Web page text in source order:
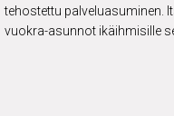
tehostettu palveluasuminen.
vuokra-asunnot ikäihmisille